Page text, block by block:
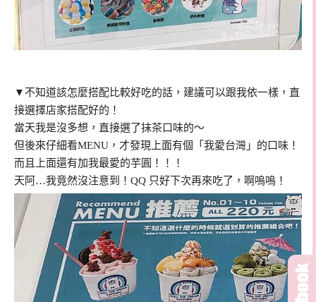
▼不知道該怎麼搭配比較好吃的話，建議可以跟我依一樣，直
接選擇店家搭配好的！
當天我是沒多想，直接選了抹茶口味的～
但後來仔細看MENU，才發現上面有個「我愛台灣」的口味！
而且上面還有加我最愛的芋圓！！！
天阿…我竟然沒注意到！QQ 只好下次再來吃了，啊嗚嗚！